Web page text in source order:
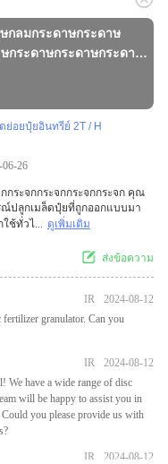
ษกลมกระดาษกระดาษ
กระดาษกระดาษกระดาษ
กระดาษกระดาษกระดาษ
ย่อยปุ๋ยอินทรีย์ 2T / H
06-26
กระจกกระจกกระจกกระจก คุณ
ณ์ปลูกเมล็ดปุ๋ยที่ถูกออกแบบมา
ช้ทั่วไ... ดูเพิ่มเติม
ส่งข้อความ
IR
2024-08-12
granulator. Can you
IR
2024-08-12
have a wide range of disc
will be happy to assist you in
you please provide us with
IR 2024-08-12